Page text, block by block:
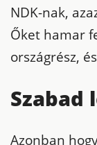
NDK-nak,
Őket hamar
országrész,
Szabad
Azonban